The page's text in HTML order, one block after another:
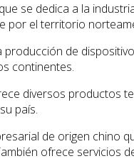
se dedica a la
por el territorio
producción de
continentes.
diversos productos
país.
de origen chino
ofrece servicios